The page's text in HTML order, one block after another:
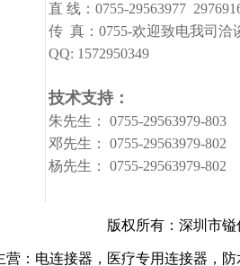
直 线：0755-29563977
传 真：0755-欢迎致电我司洽
QQ: 1572950349
技术支持：
朱先生： 0755-29563979-803
邓先生： 0755-29563979-802
杨先生： 0755-29563979-802
版权所有：深圳市镒
：电连接器，医疗专用连接器，